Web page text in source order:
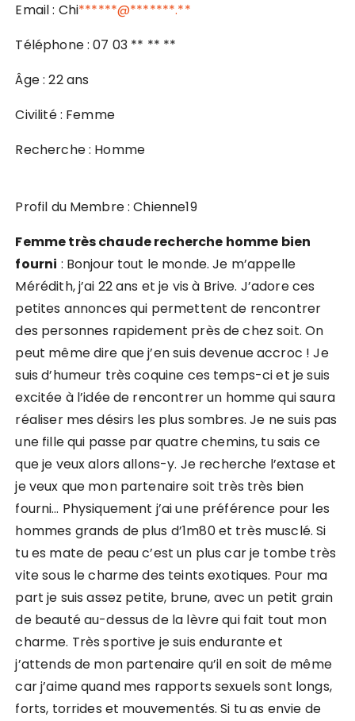
Email : Chi******@*******.**
Téléphone : 07 03 ** ** **
Âge : 22 ans
Civilité : Femme
Recherche : Homme
Profil du Membre : Chienne19
Femme très chaude recherche homme bien
fourni : Bonjour tout le monde. Je m’appelle
Mérédith, j’ai 22 ans et je vis à Brive. J’adore ces
petites annonces qui permettent de rencontrer
des personnes rapidement près de chez soit. On
peut même dire que j’en suis devenue accroc ! Je
suis d’humeur très coquine ces temps-ci et je suis
excitée à l’idée de rencontrer un homme qui saura
réaliser mes désirs les plus sombres. Je ne suis pas
une fille qui passe par quatre chemins, tu sais ce
que je veux alors allons-y. Je recherche l’extase et
je veux que mon partenaire soit très très bien
fourni… Physiquement j’ai une préférence pour les
hommes grands de plus d’1m80 et très musclé. Si
tu es mate de peau c’est un plus car je tombe très
vite sous le charme des teints exotiques. Pour ma
part je suis assez petite, brune, avec un petit grain
de beauté au-dessus de la lèvre qui fait tout mon
charme. Très sportive je suis endurante et
j’attends de mon partenaire qu’il en soit de même
car j’aime quand mes rapports sexuels sont longs,
forts, torrides et mouvementés. Si tu as envie de